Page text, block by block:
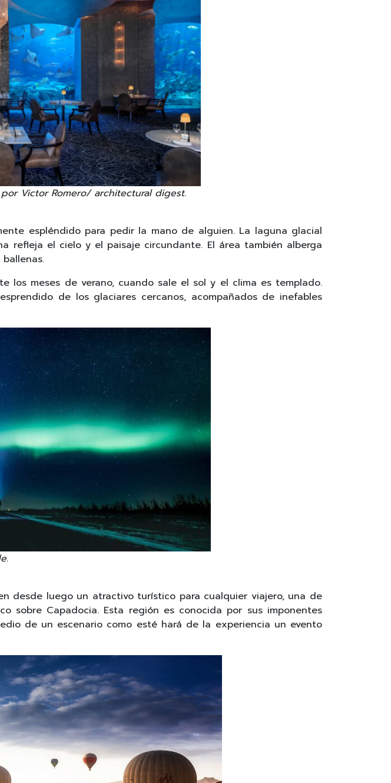
Victor Romero/ architectural digest.
espléndido para pedir la mano de alguien. La laguna glacial
refleja el cielo y el paisaje circundante. El área también alberga
los meses de verano, cuando sale el sol y el clima es templado.
de los glaciares cercanos, acompañados de inefables
desde luego un atractivo turístico para cualquier viajero, una de
sobre Capadocia. Esta región es conocida por sus imponentes
de un escenario como esté hará de la experiencia un evento